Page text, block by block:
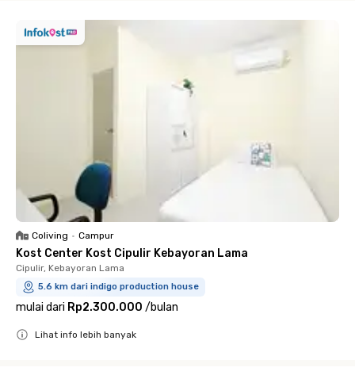
Coliving • Campur
Kost Center Kost Cipulir Kebayoran Lama
Cipulir, Kebayoran Lama
5.6 km dari indigo production house
mulai dari Rp2.300.000 /bulan
Lihat info lebih banyak